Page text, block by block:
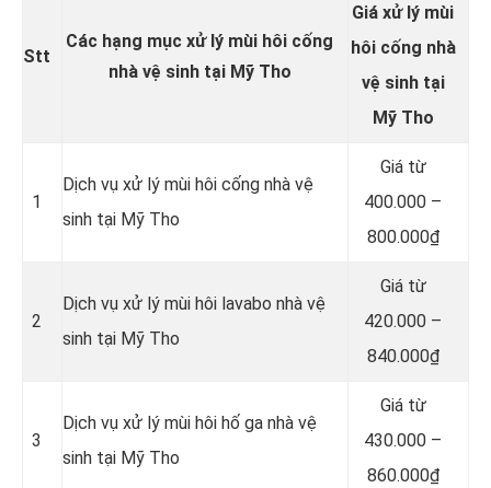
Stt
Các hạng mục xử lý mùi hôi cống
nhà vệ sinh tại Mỹ Tho
Giá xử lý mùi
hôi cống nhà
vệ sinh tại
Mỹ Tho
1
Dịch vụ xử lý mùi hôi cống nhà vệ
sinh tại Mỹ Tho
Giá từ
400.000 –
800.000₫
2
Dịch vụ xử lý mùi hôi lavabo nhà vệ
sinh tại Mỹ Tho
Giá từ
420.000 –
840.000₫
3
Dịch vụ xử lý mùi hôi hố ga nhà vệ
sinh tại Mỹ Tho
Giá từ
430.000 –
860.000₫